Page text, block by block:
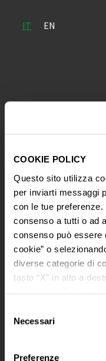
COOKIE POLICY
Questo sito utilizza
per inviarti messaggi
con le tue
consenso a tutti o ad
consenso può
cookie” o
diverse categorie di
tasto “X” in alto a
delNecessari
Preferenze
IT EN
Per info